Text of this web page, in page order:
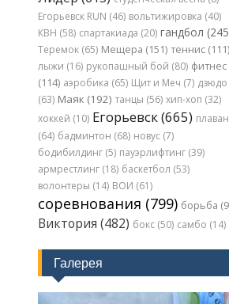
Егорьевск RUN (46) вольтижировка (40)
КВН (58) спартакиада (20) гандбол
Теремок (65) Мещера (151) теннис (111)
лыжи (16) рукопашный бой (80) фитнес
(114) аэробика (65) Щит и Меч (7) дзюдо
(63) Маяк (192) танцы (56) хип-хоп (32)
хоккей (10) Егорьевск (665)
(64) бадминтон (68) новус (7)
бодибилдинг (5) пауэрлифтинг (39)
армрестлинг (18) баскетбол (53)
волонтеры (14) ВОИ (61)
соревнования (799) борьба
Виктория (482) бокс (50) самбо (14)
Галерея